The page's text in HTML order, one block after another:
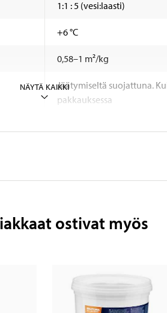
1:1 : 5 (vesi:laasti)
+6 °C
0,58–1 m²/kg
Jäätymiseltä suojattuna.
pakkauksessa
NÄYTÄ KAIKKI
ostivat myös